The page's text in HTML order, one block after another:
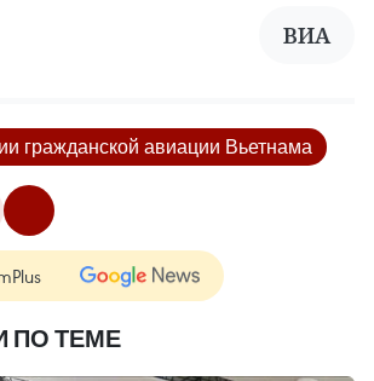
ВИА
гражданской авиации Вьетнама
ПО ТЕМЕ